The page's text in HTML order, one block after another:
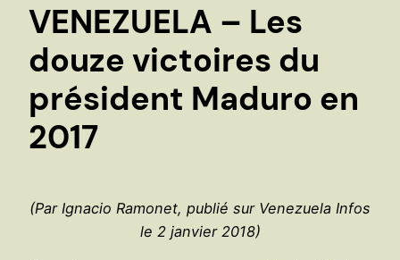
r
e
r
VENEZUELA – Les
douze victoires du
président Maduro en
2017
(Par Ignacio Ramonet, publié sur Venezuela Infos
le 2 janvier 2018)